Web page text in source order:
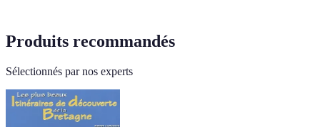
Produits recommandés
Sélectionnés par nos experts